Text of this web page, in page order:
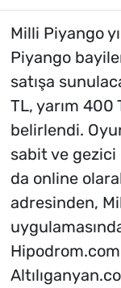
Milli Piyango
Piyango
satışa
TL, yarım 400
belirlendi.
sabit ve
da online
adresinden,